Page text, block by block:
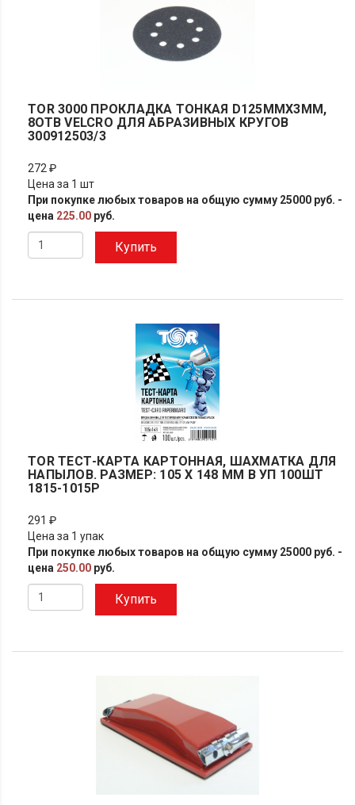
TOR 3000 ПРОКЛАДКА ТОНКАЯ D125ММХ3ММ,
8ОТВ VELCRO ДЛЯ АБРАЗИВНЫХ КРУГОВ
300912503/3
272 ₽
Цена за 1 шт
При покупке любых товаров на общую сумму 25000 руб. -
цена 225.00 руб.
Купить
TOR ТЕСТ-КАРТА КАРТОННАЯ, ШАХМАТКА ДЛЯ
НАПЫЛОВ. РАЗМЕР: 105 Х 148 ММ В УП 100ШТ
1815-1015Р
291 ₽
Цена за 1 упак
При покупке любых товаров на общую сумму 25000 руб. -
цена 250.00 руб.
Купить